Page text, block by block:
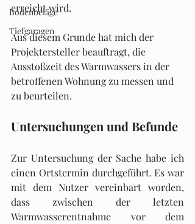
Bodenbeläge
Tiefgaragen
erreicht wird.
Aus diesem Grunde hat mich der
Projektersteller beauftragt, die
Ausstoßzeit des Warmwassers in der
betroffenen Wohnung zu messen und
zu beurteilen.
Untersuchungen und Befunde
Zur Untersuchung der Sache habe ich
einen Ortstermin durchgeführt. Es war
mit dem Nutzer vereinbart worden,
dass zwischen der letzten
Warmwasserentnahme vor dem